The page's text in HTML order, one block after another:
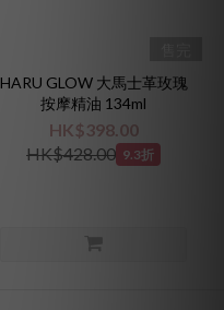
HARU GLOW 大馬士革玫瑰
按摩精油 134ml
HK$398.00
HK$428.00 9.3折